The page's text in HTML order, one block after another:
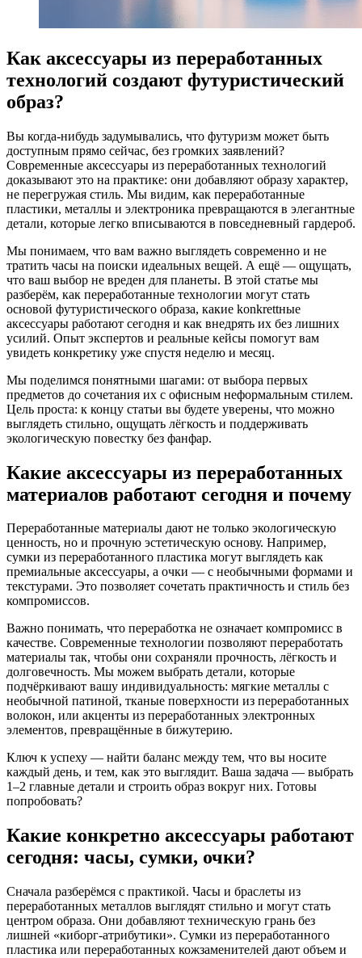
Как аксессуары из переработанных
технологий создают футуристический
образ?
Вы когда-нибудь задумывались, что футуризм может быть
доступным прямо сейчас, без громких заявлений?
Современные аксессуары из переработанных технологий
доказывают это на практике: они добавляют образу характер,
не перегружая стиль. Мы видим, как переработанные
пластики, металлы и электроника превращаются в элегантные
детали, которые легко вписываются в повседневный гардероб.
Мы понимаем, что вам важно выглядеть современно и не
тратить часы на поиски идеальных вещей. А ещё — ощущать,
что ваш выбор не вреден для планеты. В этой статье мы
разберём, как переработанные технологии могут стать
основой футуристического образа, какие konkrettные
аксессуары работают сегодня и как внедрять их без лишних
усилий. Опыт экспертов и реальные кейсы помогут вам
увидеть конкретику уже спустя неделю и месяц.
Мы поделимся понятными шагами: от выбора первых
предметов до сочетания их с офисным неформальным стилем.
Цель проста: к концу статьи вы будете уверены, что можно
выглядеть стильно, ощущать лёгкость и поддерживать
экологическую повестку без фанфар.
Какие аксессуары из переработанных
материалов работают сегодня и почему
Переработанные материалы дают не только экологическую
ценность, но и прочную эстетическую основу. Например,
сумки из переработанного пластика могут выглядеть как
премиальные аксессуары, а очки — с необычными формами и
текстурами. Это позволяет сочетать практичность и стиль без
компромиссов.
Важно понимать, что переработка не означает компромисс в
качестве. Современные технологии позволяют переработать
материалы так, чтобы они сохраняли прочность, лёгкость и
долговечность. Мы можем выбрать детали, которые
подчёркивают вашу индивидуальность: мягкие металлы с
необычной патиной, тканые поверхности из переработанных
волокон, или акценты из переработанных электронных
элементов, превращённые в бижутерию.
Ключ к успеху — найти баланс между тем, что вы носите
каждый день, и тем, как это выглядит. Ваша задача — выбрать
1–2 главные детали и строить образ вокруг них. Готовы
попробовать?
Какие конкретно аксессуары работают
сегодня: часы, сумки, очки?
Сначала разберёмся с практикой. Часы и браслеты из
переработанных металлов выглядят стильно и могут стать
центром образа. Они добавляют техническую грань без
лишней «киборг-атрибутики». Сумки из переработанного
пластика или переработанных кожзаменителей дают объем и